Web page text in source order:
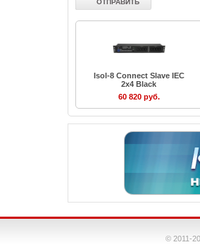
Isol-8 Connect Slave IEC
2x4 Black
60 820 руб.
© 2011-